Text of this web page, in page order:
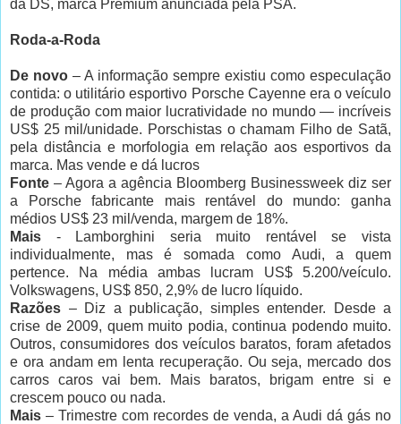
da DS, marca Premium anunciada pela PSA.
Roda-a-Roda
De novo – A informação sempre existiu como especulação
contida: o utilitário esportivo Porsche Cayenne era o veículo
de produção com maior lucratividade no mundo — incríveis
US$ 25 mil/unidade. Porschistas o chamam Filho de Satã,
pela distância e morfologia em relação aos esportivos da
marca. Mas vende e dá lucros
Fonte – Agora a agência Bloomberg Businessweek diz ser
a Porsche fabricante mais rentável do mundo: ganha
médios US$ 23 mil/venda, margem de 18%.
Mais - Lamborghini seria muito rentável se vista
individualmente, mas é somada como Audi, a quem
pertence. Na média ambas lucram US$ 5.200/veículo.
Volkswagens, US$ 850, 2,9% de lucro líquido.
Razões – Diz a publicação, simples entender. Desde a
crise de 2009, quem muito podia, continua podendo muito.
Outros, consumidores dos veículos baratos, foram afetados
e ora andam em lenta recuperação. Ou seja, mercado dos
carros caros vai bem. Mais baratos, brigam entre si e
crescem pouco ou nada.
Mais – Trimestre com recordes de venda, a Audi dá gás no